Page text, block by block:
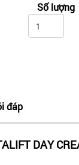
Số lượng
đáp
DAY